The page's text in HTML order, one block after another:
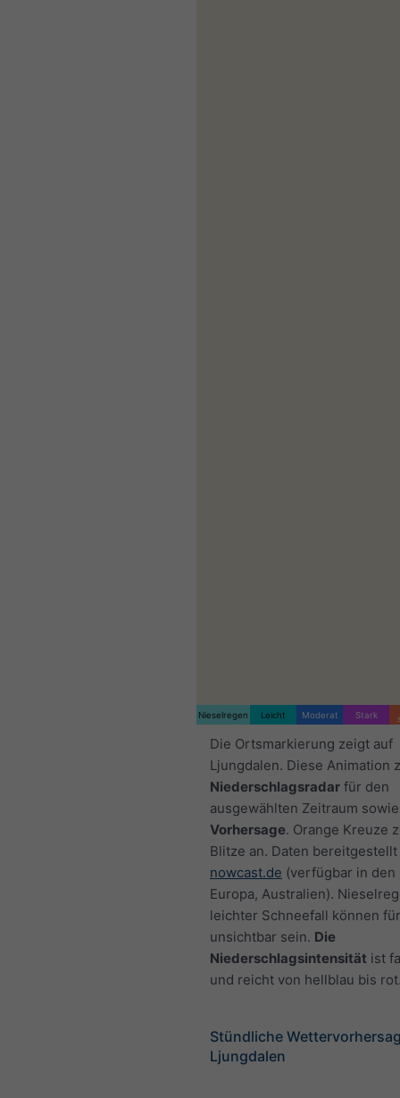
Nieselregen Leicht Moderat Stark
Die Ortsmarkierung zeigt auf
Ljungdalen. Diese Animation
Niederschlagsradar für den
ausgewählten Zeitraum
Vorhersage. Orange Kreuze
Blitze an. Daten
nowcast.de (verfügbar in den
Europa, Australien).
leichter Schneefall können
unsichtbar sein. Die
Niederschlagsintensität ist
und reicht von hellblau bis
Stündliche
Ljungdalen